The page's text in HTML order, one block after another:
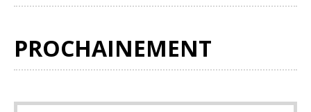
PROCHAINEMENT